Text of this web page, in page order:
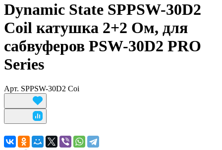
Dynamic State SPPSW-30D2
Coil катушка 2+2 Ом, для
сабвуферов PSW-30D2 PRO
Series
Арт. SPPSW-30D2 Coi